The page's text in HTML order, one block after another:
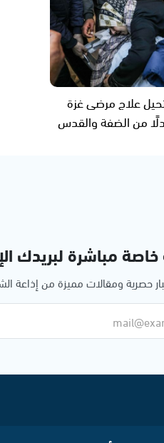
تحيل علاج مرضى غزة
من الضفة والقدس
خاصة مباشرة لبريدك
حصرية ومقالات مميزة من إذاعة